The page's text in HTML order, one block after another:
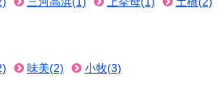
味美(2) 小牧(3)